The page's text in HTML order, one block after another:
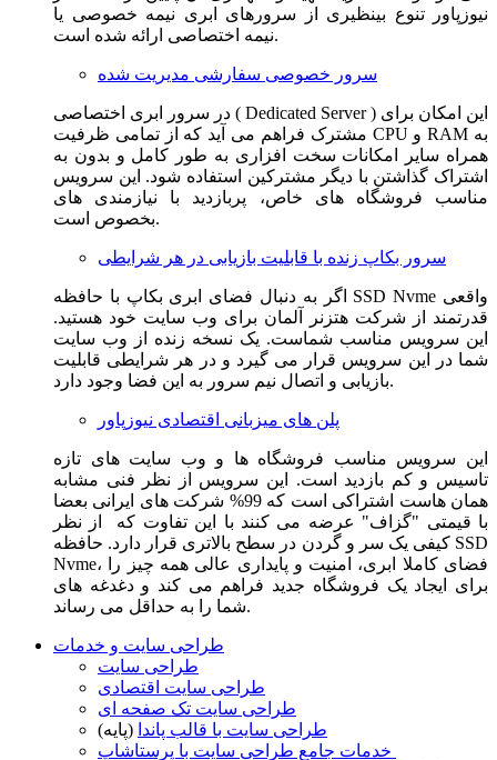
نیوزپاور تنوع بینظیری از سرورهای ابری نیمه خصوصی یا
نیمه اختصاصی ارائه شده است.
سرور خصوصی سفارشی مدیریت شده
در سرور ابری اختصاصی ( Dedicated Server ) این امکان برای
مشترک فراهم می آید که از تمامی ظرفیت CPU و RAM به
همراه سایر امکانات سخت افزاری به طور کامل و بدون به
اشتراک گذاشتن با دیگر مشترکین استفاده شود. این سرویس
مناسب فروشگاه های خاص، پربازدید با نیازمندی های
بخصوص است.
سرور بکاپ زنده با قابلیت بازیابی در هر شرایطی
اگر به دنبال فضای ابری بکاپ با حافظه SSD Nvme واقعی
قدرتمند از شرکت هتزنر آلمان برای وب سایت خود هستید.
این سرویس مناسب شماست. یک نسخه زنده از وب سایت
شما در این سرویس قرار می گیرد و در هر شرایطی قابلیت
بازیابی و اتصال نیم سرور به این فضا وجود دارد.
پلن های میزبانی اقتصادی نیوزپاور
این سرویس مناسب فروشگاه ها و وب سایت های تازه
تاسیس و کم بازدید است. این سرویس از نظر فنی مشابه
همان هاست اشتراکی است که 99% شرکت های ایرانی بعضا
با قیمتی "گزاف" عرضه می کنند با این تفاوت که از نظر
کیفی یک سر و گردن در سطح بالاتری قرار دارد. حافظه SSD
Nvme، فضای کاملا ابری، امنیت و پایداری عالی همه چیز را
برای ایجاد یک فروشگاه جدید فراهم می کند و دغدغه های
شما را به حداقل می رساند.
طراحی سایت و خدمات
طراحی سایت
طراحی سایت اقتصادی
طراحی سایت تک صفحه ای
طراحی سایت با قالب پاندا (پایه)